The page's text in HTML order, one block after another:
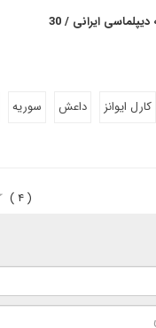
ایرانی / 30
كارل ايوانز داعش سوريه
( ۴ )